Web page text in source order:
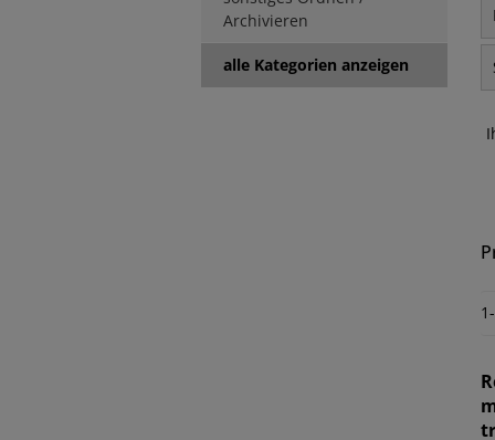
Archivieren
alle Kategorien anzeigen